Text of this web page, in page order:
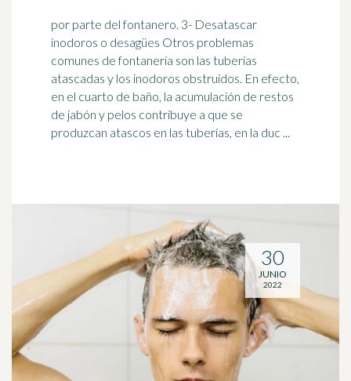
por parte del fontanero. 3- Desatascar
inodoros o desagües Otros problemas
comunes de fontanería son las tuberías
atascadas y los inodoros obstruidos. En efecto,
en el cuarto de baño, la acumulación de restos
de jabón y pelos contribuye a que se
produzcan atascos en las tuberías, en la duc ...
30
JUNIO
2022